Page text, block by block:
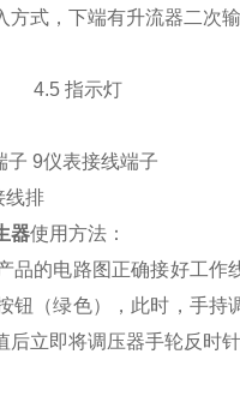
方式，下端有升流器二
4.5 指示灯
9仪表接线端子
线排
器使用方法：
品的电路图正确接好工
钮（绿色），此时，手
立即将调压器手轮反时